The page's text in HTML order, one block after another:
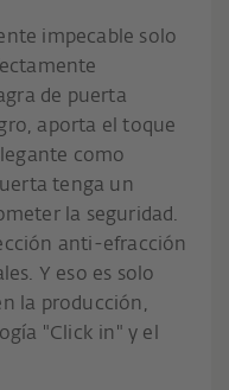
impecable solo
de puerta
aporta el toque
como
tenga un
la seguridad.
anti-efracción
Y eso es solo
la producción,
"Click in" y el